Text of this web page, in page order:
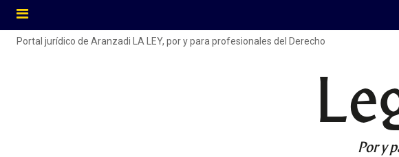
Portal jurídico de Aranzadi LA LEY, por y para profesionales del Derecho
Por y